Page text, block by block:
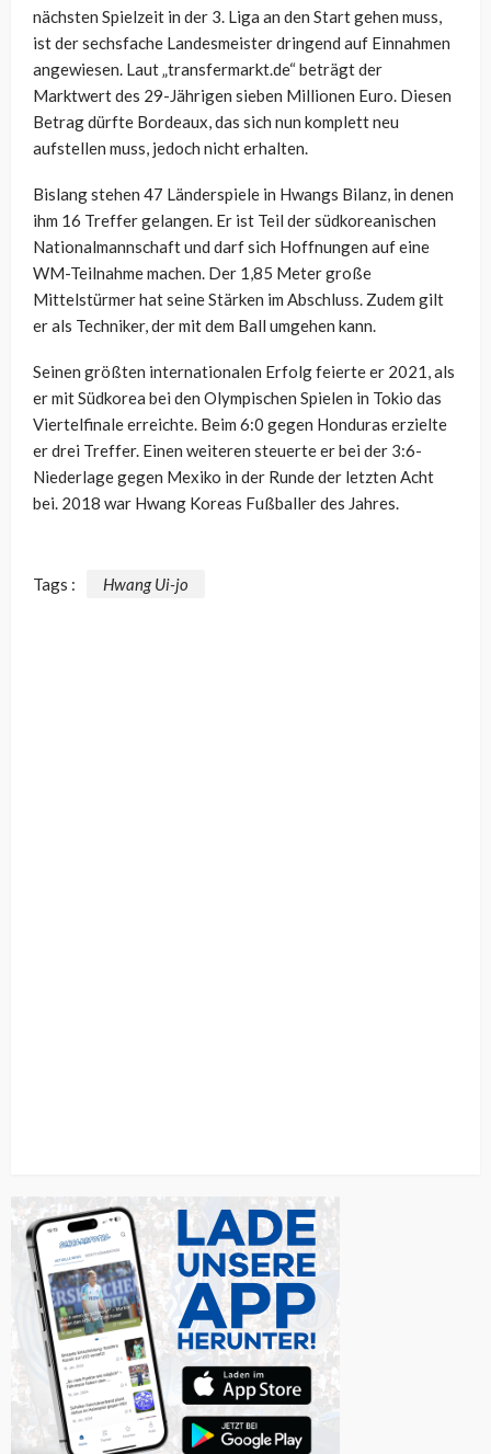
nächsten Spielzeit in der 3. Liga an den Start gehen muss,
ist der sechsfache Landesmeister dringend auf Einnahmen
angewiesen. Laut „transfermarkt.de“ beträgt der
Marktwert des 29-Jährigen sieben Millionen Euro. Diesen
Betrag dürfte Bordeaux, das sich nun komplett neu
aufstellen muss, jedoch nicht erhalten.
Bislang stehen 47 Länderspiele in Hwangs Bilanz, in denen
ihm 16 Treffer gelangen. Er ist Teil der südkoreanischen
Nationalmannschaft und darf sich Hoffnungen auf eine
WM-Teilnahme machen. Der 1,85 Meter große
Mittelstürmer hat seine Stärken im Abschluss. Zudem gilt
er als Techniker, der mit dem Ball umgehen kann.
Seinen größten internationalen Erfolg feierte er 2021, als
er mit Südkorea bei den Olympischen Spielen in Tokio das
Viertelfinale erreichte. Beim 6:0 gegen Honduras erzielte
er drei Treffer. Einen weiteren steuerte er bei der 3:6-
Niederlage gegen Mexiko in der Runde der letzten Acht
bei. 2018 war Hwang Koreas Fußballer des Jahres.
Tags : Hwang Ui-jo